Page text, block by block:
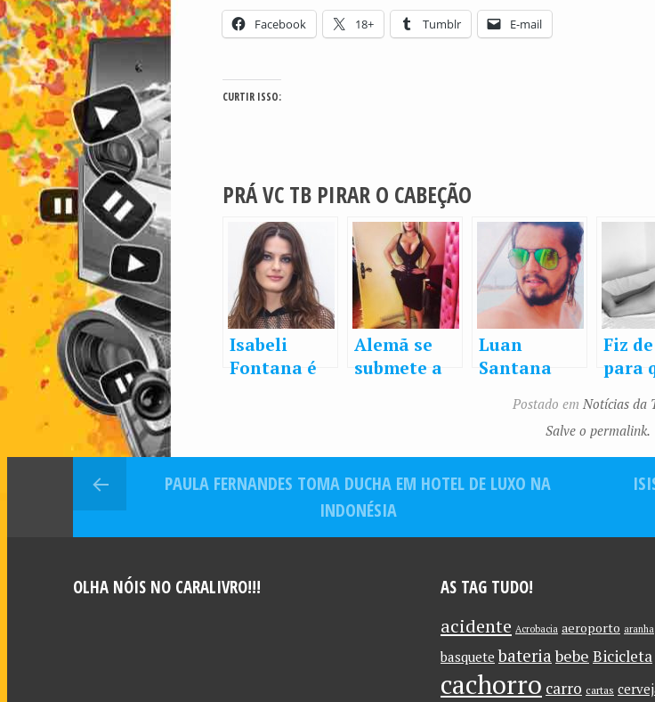
Facebook 18+ Tumblr E-mail
CURTIR ISSO:
PRÁ VC TB PIRAR O CABEÇÃO
Isabeli
Fontana é
da
Victoria’s
Alemã se
submete a
costelas e
ficar com
‘cintura de
Luan
Santana
de 250 mil
likes ao
posar sem
camisa
Fiz
para
diz
Postado em Notícias da
Salve o permalink.
PAULA FERNANDES TOMA DUCHA EM HOTEL DE LUXO NA
INDONÉSIA
OLHA NÓIS NO CARALIVRO!!! AS TAG TUDO!
acidente Acrobacia aeroporto aranha
basquete bateria bebe Bicicleta
cachorro carro cartas